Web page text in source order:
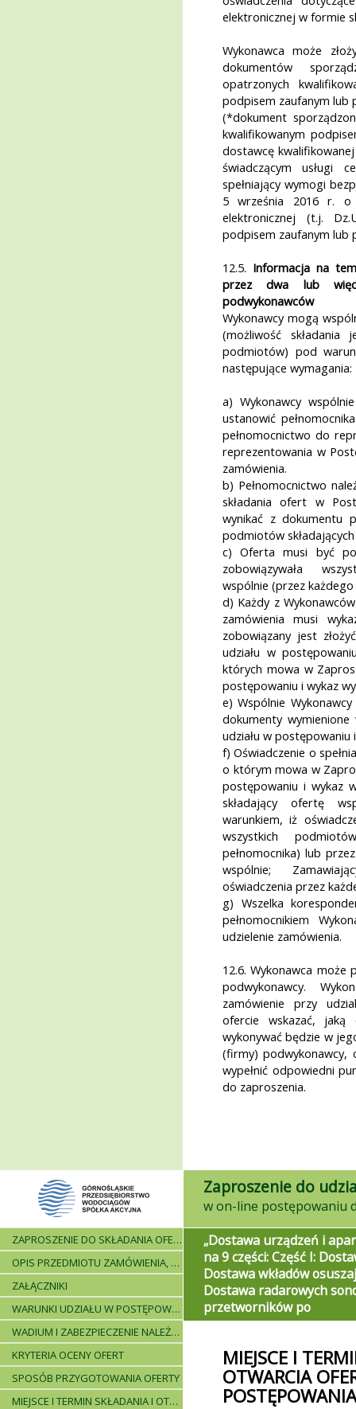
elektronicznej w formie
Wykonawca może
dokumentów
opatrzonych
podpisem zaufanym lub
(*dokument
kwalifikowanym
dostawcę
świadczącym usługi
spełniający wymogi
5 września 2016 r. o
elektronicznej (t.j.
podpisem zaufanym lub
12.5. Informacja na
przez dwa lub
podwykonawców
Wykonawcy mogą
(możliwość
podmiotów) pod
następujące wymagania:
a) Wykonawcy
ustanowić
pełnomocnictwo do
reprezentowania w
zamówienia.
b) Pełnomocnictwo
składania ofert w
wynikać z dokumentu
podmiotów
c) Oferta musi być
zobowiązywała
wspólnie (przez
d) Każdy z
zamówienia musi
zobowiązany jest
udziału w
których mowa w
postępowaniu i wykaz
e) Wspólnie
dokumenty
udziału w
f) Oświadczenie o
o którym mowa w
postępowaniu i wykaz
składający ofertę
warunkiem, iż
wszystkich
pełnomocnika) lub
wspólnie;
oświadczenia przez
g) Wszelka
pełnomocnikiem
udzielenie zamówienia.
12.6. Wykonawca może
podwykonawcy.
zamówienie przy
ofercie wskazać, jaką
wykonywać będzie w
(firmy) podwykonawcy,
wypełnić odpowiedni
do zaproszenia.
Zaproszenie do
ZAPROSZENIE DO SKŁADANIA OFERT - INFORMACJE OGÓLNE
OPIS PRZEDMIOTU ZAMÓWIENIA, WARUNKI DOSTAWY, WARUNKI PŁATNICZE
ZAŁĄCZNIKI
WARUNKI UDZIAŁU W POSTĘPOWANIU I WYKAZ WYMAGANYCH DOKUMENTÓW
WADIUM I ZABEZPIECZENIE NALEŻYTEGO WYKONANIA UMOWY
KRYTERIA OCENY OFERT
SPOSÓB PRZYGOTOWANIA OFERTY
MIEJSCE I TERMIN SKŁADANIA I OTWARCIA OFERT - PRZEBIEG POSTĘPOWANIA
„Dostawa urządzeń i
na 9 części: Część I:
Dostawa wkładów
Dostawa radarowych
przetworników po
MIEJSCE I
OTWARCIA
POSTĘPOWANIA